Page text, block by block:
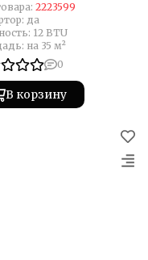
2223599
да
12 BTU
на 35 м²
0
В корзину